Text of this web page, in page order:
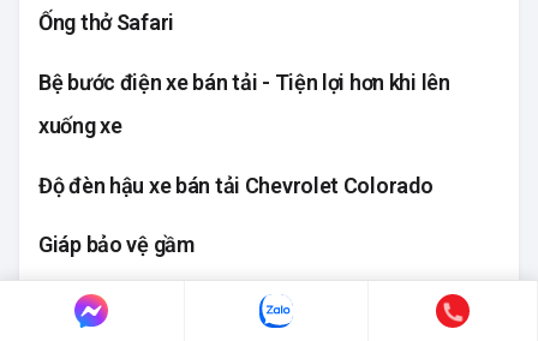
Ống thở Safari
Bệ bước điện xe bán tải - Tiện lợi hơn khi lên
xuống xe
Độ đèn hậu xe bán tải Chevrolet Colorado
Giáp bảo vệ gầm